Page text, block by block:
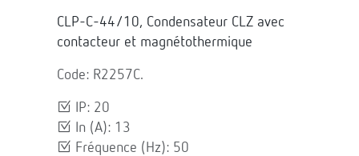
CLP-C-44/10, Condensateur CLZ avec
contacteur et magnétothermique
Code: R2257C.
IP: 20
In (A): 13
Fréquence (Hz): 50